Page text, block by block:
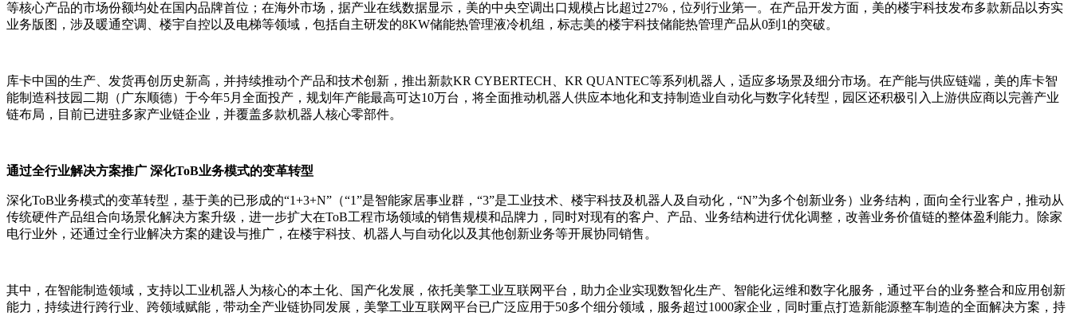
等核心产品的市场份额均处在国内品牌首位；在海外市场，据产业在线数据显示，美的中央空调出口规模占比超过27%，位列行业第一。在产品开发方面，美的楼宇科技发布多款新品以夯实
业务版图，涉及暖通空调、楼宇自控以及电梯等领域，包括自主研发的8KW储能热管理液冷机组，标志美的楼宇科技储能热管理产品从0到1的突破。
库卡中国的生产、发货再创历史新高，并持续推动个产品和技术创新，推出新款KR CYBERTECH、KR QUANTEC等系列机器人，适应多场景及细分市场。在产能与供应链端，美的库卡智
能制造科技园二期（广东顺德）于今年5月全面投产，规划年产能最高可达10万台，将全面推动机器人供应本地化和支持制造业自动化与数字化转型，园区还积极引入上游供应商以完善产业
链布局，目前已进驻多家产业链企业，并覆盖多款机器人核心零部件。
通过全行业解决方案推广 深化ToB业务模式的变革转型
深化ToB业务模式的变革转型，基于美的已形成的“1+3+N”（“1”是智能家居事业群，“3”是工业技术、楼宇科技及机器人及自动化，“N”为多个创新业务）业务结构，面向全行业客户，推动从
传统硬件产品组合向场景化解决方案升级，进一步扩大在ToB工程市场领域的销售规模和品牌力，同时对现有的客户、产品、业务结构进行优化调整，改善业务价值链的整体盈利能力。除家
电行业外，还通过全行业解决方案的建设与推广，在楼宇科技、机器人与自动化以及其他创新业务等开展协同销售。
其中，在智能制造领域，支持以工业机器人为核心的本土化、国产化发展，依托美擎工业互联网平台，助力企业实现数智化生产、智能化运维和数字化服务，通过平台的业务整合和应用创新
能力，持续进行跨行业、跨领域赋能，带动全产业链协同发展，美擎工业互联网平台已广泛应用于50多个细分领域，服务超过1000家企业，同时重点打造新能源整车制造的全面解决方案，持